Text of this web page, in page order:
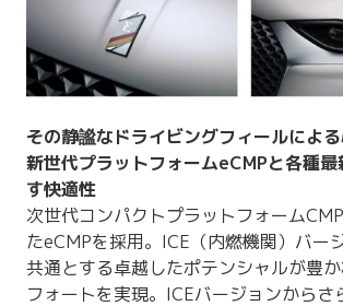
その静謐なドライビングフィールによ
新世代プラットフォームeCMPと各種最
す快適性
次世代コンパクトプラットフォーム
たeCMPを採用。ICE（内燃機関）バー
共通とする卓越したポテンシャルが豊
フォートを実現。ICEバージョンからさ